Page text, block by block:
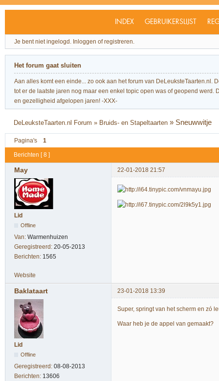
INDEX GEBRUIKERSLIJST
Je bent niet ingelogd. Inloggen of registreren.
Het forum gaat sluiten
Aan alles komt een einde... zo ook aan het forum van
tot er de laatste jaren nog maar een enkel topic open was of geopend
en gezelligheid afgelopen jaren! -XXX-
DeLeuksteTaarten.nl Forum » Bruids- en Stapeltaarten » Sneuwwitje
Pagina's 1
Berichten [ 8 ]
May 22-01-2018 21:57
Lid
Offline
Van: Warmenhuizen
Geregistreerd: 20-05-2013
Berichten: 1565
Website
Baklataart 23-01-2018 13:39
Lid
Offline
Geregistreerd: 08-08-2013
Berichten: 13606
Super, springt van het scherm en zó
Waar heb je de appel van gemaakt?